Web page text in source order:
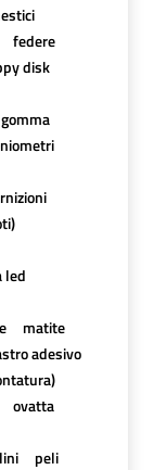
federe
disk
gomma
led
matite
adesivo
ovatta
peli